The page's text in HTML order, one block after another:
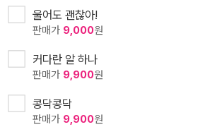
울어도 괜찮아!
판매가 9,000원
커다란 알 하나
판매가 9,900원
콩닥콩닥
판매가 9,900원